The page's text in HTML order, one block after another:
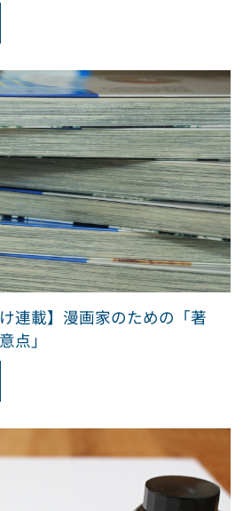
連載】漫画家のための「著
点」